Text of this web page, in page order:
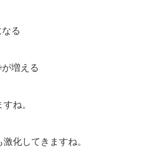
る
増える
ね。
化してきますね。